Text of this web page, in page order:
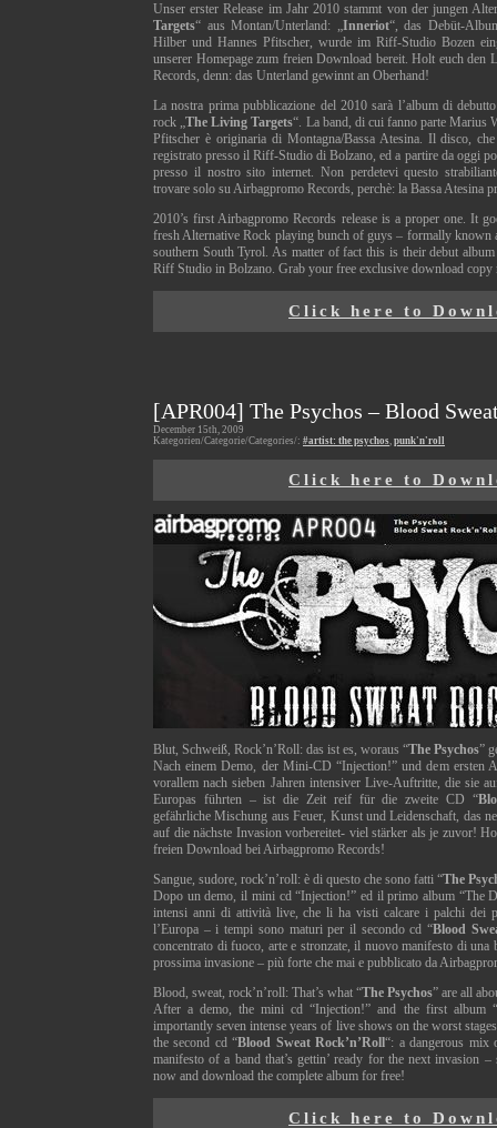
Unser erster Release im Jahr 2010 stammt von der jungen
Targets“ aus Montan/Unterland: „Inneriot“, das Debüt-
Hilber und Hannes Pfitscher, wurde im Riff-Studio Bozen
unserer Homepage zum freien Download bereit. Holt euch den
Records, denn: das Unterland gewinnt an Oberhand!
La nostra prima pubblicazione del 2010 sarà l’album di
rock „The Living Targets“. La band, di cui fanno parte Marius
Pfitscher è originaria di Montagna/Bassa Atesina. Il disco,
registrato presso il Riff-Studio di Bolzano, ed a partire da oggi
presso il nostro sito internet. Non perdetevi questo
trovare solo su Airbagpromo Records, perchè: la Bassa Atesina
2010’s first Airbagpromo Records release is a proper one. It
fresh Alternative Rock playing bunch of guys – formally known
southern South Tyrol. As matter of fact this is their debut
Riff Studio in Bolzano. Grab your free exclusive download
Click here to
[APR004] The Psychos – Blood
December 15th, 2009
Kategorien/Categorie/Categories/: #artist: the psychos, punk'n'roll
Click here to
Blut, Schweiß, Rock’n’Roll: das ist es, woraus “The Psychos”
Nach einem Demo, der Mini-CD “Injection!” und dem ersten
vorallem nach sieben Jahren intensiver Live-Auftritte, die sie
Europas führten – ist die Zeit reif für die zweite CD “
gefährliche Mischung aus Feuer, Kunst und Leidenschaft, das
auf die nächste Invasion vorbereitet- viel stärker als je zuvor!
freien Download bei Airbagpromo Records!
Sangue, sudore, rock’n’roll: è di questo che sono fatti “The
Dopo un demo, il mini cd “Injection!” ed il primo album “The
intensi anni di attività live, che li ha visti calcare i palchi dei
l’Europa – i tempi sono maturi per il secondo cd “Blood
concentrato di fuoco, arte e stronzate, il nuovo manifesto di una
prossima invasione – più forte che mai e pubblicato da
Blood, sweat, rock’n’roll: That’s what “The Psychos” are all
After a demo, the mini cd “Injection!” and the first album
importantly seven intense years of live shows on the worst
the second cd “Blood Sweat Rock’n’Roll“: a dangerous
manifesto of a band that’s gettin’ ready for the next invasion
now and download the complete album for free!
Click here to